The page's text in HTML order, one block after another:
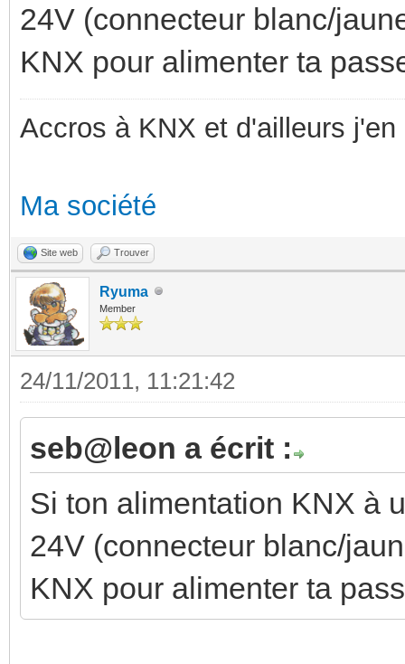
24V (connecteur blanc/
KNX pour alimenter ta
Accros à KNX et d'ailleurs
Ma société
Site web Trouver
Ryuma
Member
24/11/2011, 11:21:42
seb@leon a écrit :
Si ton alimentation KNX à
24V (connecteur blanc/
KNX pour alimenter ta